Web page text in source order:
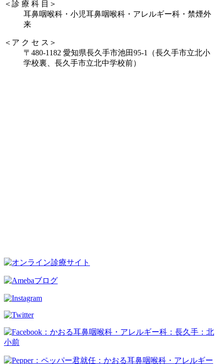
＜診 療 科 目＞
耳鼻咽喉科・小児耳鼻咽喉科・アレルギー科・禁煙外
来
＜ア ク セ ス＞
〒480-1182 愛知県長久手市池田95-1（長久手市立北小
学校裏、長久手市立北中学校前）